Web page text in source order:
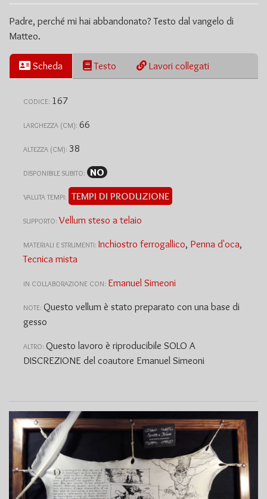
Padre, perché mi hai abbandonato? Testo dal vangelo di
Matteo.
Scheda Testo Lavori collegati
CODICE: 167
LARGHEZZA (CM): 66
ALTEZZA (CM): 38
DISPONIBILE SUBITO: NO
VALUTA TEMPI: TEMPI DI PRODUZIONE
SUPPORTO: Vellum steso a telaio
MATERIALI E STRUMENTI: Inchiostro ferrogallico, Penna d'oca,
Tecnica mista
IN COLLABORAZIONE CON: Emanuel Simeoni
NOTE: Questo vellum è stato preparato con una base di
gesso
ALTRO: Questo lavoro è riproducibile SOLO A
DISCREZIONE del coautore Emanuel Simeoni